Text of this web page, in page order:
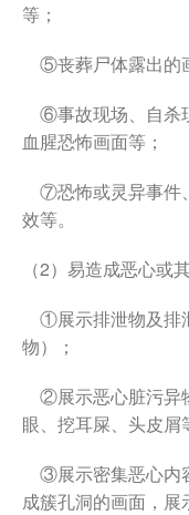
等；
⑤丧葬尸体露出的
⑥事故现场、自杀
血腥恐怖画面等；
⑦恐怖或灵异事件
效等。
（2）易造成恶心或
①展示排泄物及排
物）；
②展示恶心脏污异
眼、挖耳屎、头皮屑
③展示密集恶心内
成簇孔洞的画面，展